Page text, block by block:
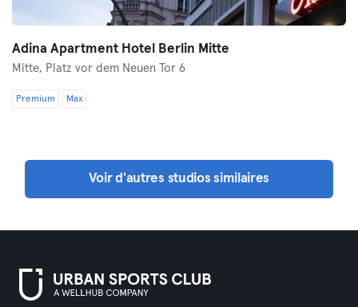
Adina Apartment Hotel Berlin Mitte
Mitte, Platz vor dem Neuen Tor 6
Premium Max
Voir d'autres studios similaires